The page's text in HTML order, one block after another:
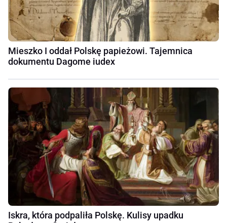
Mieszko I oddał Polskę papieżowi. Tajemnica
dokumentu Dagome iudex
Iskra, która podpaliła Polskę. Kulisy upadku